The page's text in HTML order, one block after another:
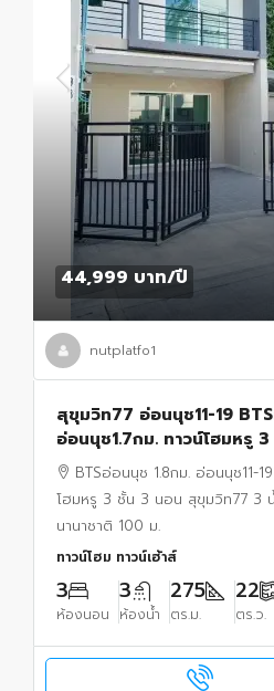
44,999 บาท/ปี
nutplatfo1
สุขุมวิท77 อ่อนนุช11-19
อ่อนนุช1.7กม. ทาวน์โฮมหรู
รร.อภิญญานานาชาติ 100 ม.
BTSอ่อนนุช 1.8กม. อ่อนนุช11-
โฮมหรู 3 ชั้น 3 นอน สุขุมวิท77 3
นานาชาติ 100 ม.
ทาวน์โฮม ทาวน์เฮ้าส์
3
ห้องนอน
3
ห้องน้ำ
275
ตร.ม.
22
ตร.ว.